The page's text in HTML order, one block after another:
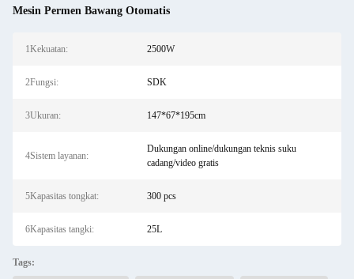
Mesin Permen Bawang Otomatis
1Kekuatan: 2500W
2Fungsi: SDK
3Ukuran: 147*67*195cm
4Sistem layanan:
Dukungan online/dukungan teknis suku
cadang/video gratis
5Kapasitas tongkat: 300 pcs
6Kapasitas tangki: 25L
Tags: